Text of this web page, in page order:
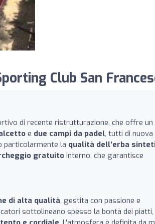
Club San
di recente ristrutturazione, che offre un
e due campi da padel, tutti di nuova
particolarmente la qualità dell'erba
gratuitointerno, che garantisce
di alta qualità, gestita con passione e
sottolineano spesso la bontà dei piatti,